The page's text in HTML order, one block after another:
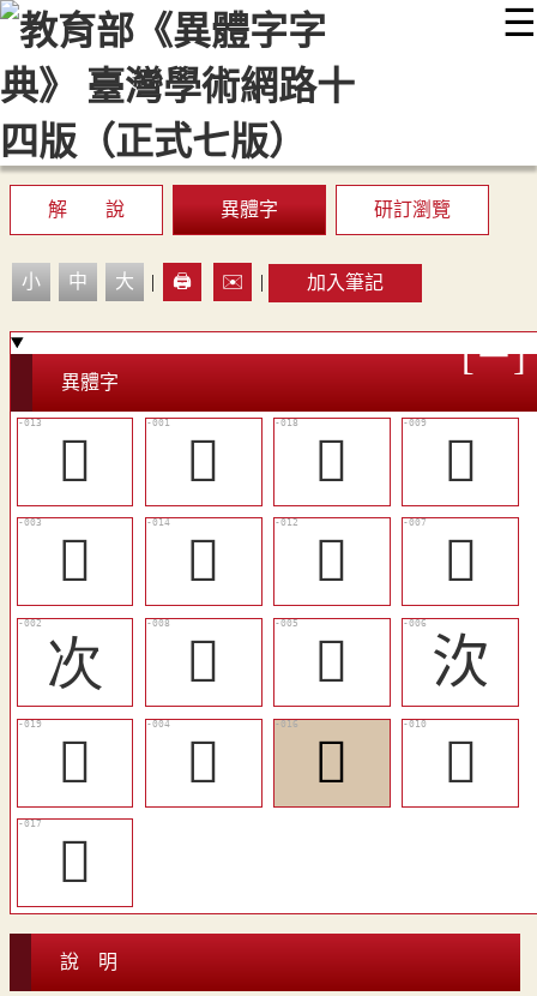
☰
::: 最新消息 常見問題 編輯說明
顯示模式
網站導覽
解 說 異體字 研訂瀏覽
小 中 大 | 🖨️ ✉️ | 加入筆記
異體字
󲻲 𠕞 󲻶
󲻯
󲻫
󲻳 󲻱
󲻭
次
󲻮 𣬌
㳄
󲻷
󲻬 󲻴
󲻰
󲻵
說 明